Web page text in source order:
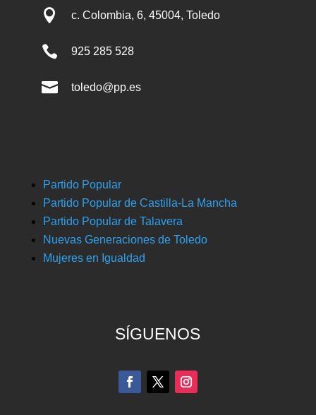
 c. Colombia, 6, 45004, Toledo
 925 285 528
 toledo@pp.es
Partido Popular
Partido Popular de Castilla-La Mancha
Partido Popular de Talavera
Nuevas Generaciones de Toledo
Mujeres en Igualdad
SÍGUENOS